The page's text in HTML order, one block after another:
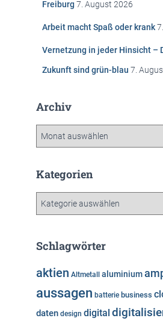
Freiburg 7. August 2026
Arbeit macht Spaß oder krank
Vernetzung in jeder Hinsicht –
Zukunft sind grün-blau 7.
Archiv
h
Kategorien
g
r
i
n
Schlagwörter
aktien Altmetall aluminium
aussagen batterie business
daten design digital